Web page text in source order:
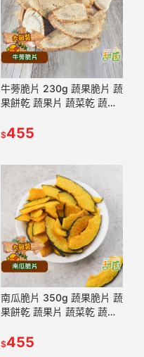
牛蒡脆片 230g 蔬果脆片 蔬
果餅乾 蔬果片 蔬菜乾 蔬菜
【甜園】
$455
南瓜脆片 350g 蔬果脆片 蔬
果餅乾 蔬果片 蔬菜乾 蔬菜
【甜園】
$455